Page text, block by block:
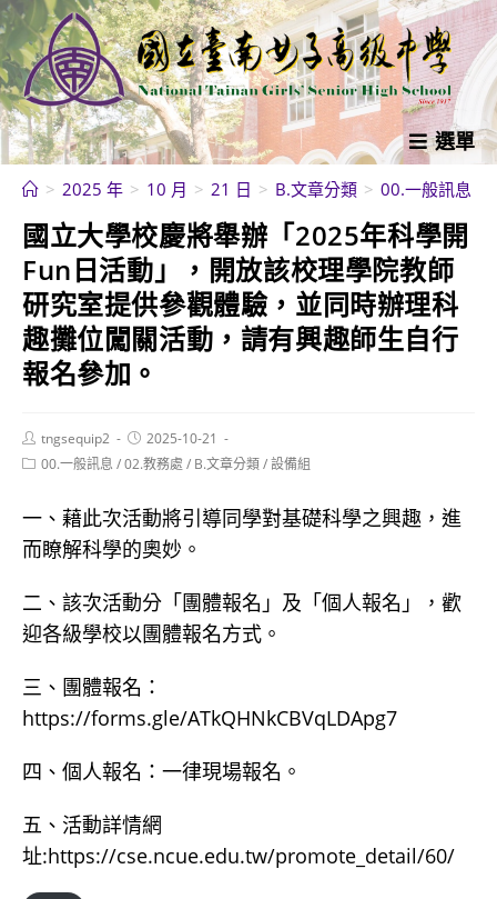
跳
轉
至
主
要
內
選單
> 2025 年 > 10 月 > 21 日 > B.文章分類 > 00.一般訊息
國立大學校慶將舉辦「2025年科學開
Fun日活動」，開放該校理學院教師
研究室提供參觀體驗，並同時辦理科
趣攤位闖關活動，請有興趣師生自行
報名參加。
Post
author:
tngsequip2
Post
published:
2025-10-21
Post00.一般訊息 /02.教務處 / B.文章分類/設備組
一、藉此次活動將引導同學對基礎科學之興趣，進
而瞭解科學的奧妙。
二、該次活動分「團體報名」及「個人報名」，歡
迎各級學校以團體報名方式。
三、團體報名：
https://forms.gle/ATkQHNkCBVqLDApg7
四、個人報名：一律現場報名。
五、活動詳情網
址:https://cse.ncue.edu.tw/promote_detail/60/